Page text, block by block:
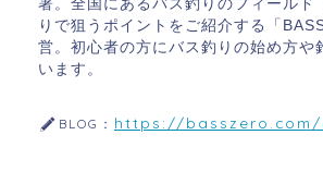
署。全国にあるバス釣りのフィールド
りで狙うポイントをご紹介する「
営。初心者の方にバス釣りの始め方や
います。
BLOG： https://